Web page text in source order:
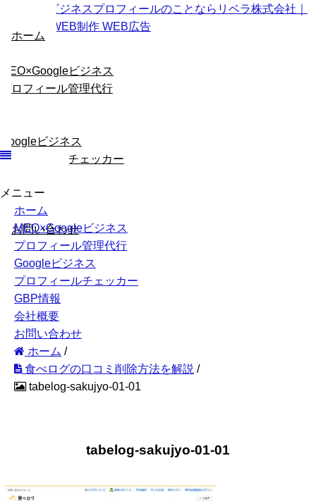
ホーム
MEO×Googleビジネス
プロフィール管理代行
Googleビジネス
プロフィールチェッカー
GBP情報
会社概要
お問い合わせ
メニュー
ホーム
MEO×Googleビジネス
プロフィール管理代行
Googleビジネス
プロフィールチェッカー
GBP情報
会社概要
お問い合わせ
ホーム /
食べログの口コミ削除方法を解説 /
tabelog-sakujyo-01-01
tabelog-sakujyo-01-01